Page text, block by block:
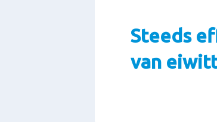
Steeds
van